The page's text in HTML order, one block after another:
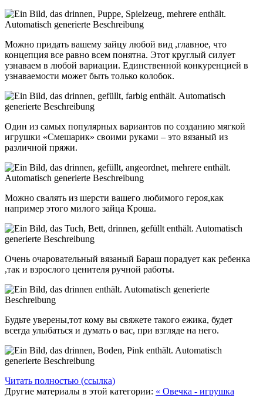
Можно придать вашему зайцу любой вид ,главное, что
концепция все равно всем понятна. Этот круглый силует
узнаваем в любой вариации. Единственной конкуренцией в
узнаваемости может быть только колобок.
Один из самых популярных вариантов по созданию мягкой
игрушки «Смешарик» своими руками – это вязаный из
различной пряжи.
Можно свалять из шерсти вашего любимого героя,как
например этого милого зайца Кроша.
Очень очаровательный вязаный Бараш порадует как ребенка
,так и взрослого ценителя ручной работы.
Будьте уверены,тот кому вы свяжете такого ежика, будет
всегда улыбаться и думать о вас, при взгляде на него.
Читать полностью (ссылка)
Другие материалы в этой категории: « Овечка - игрушка